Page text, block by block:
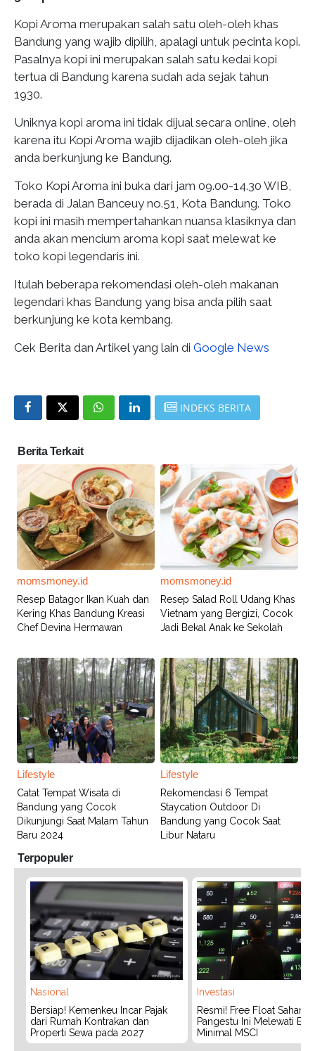
Kopi Aroma merupakan salah satu oleh-oleh khas
Bandung yang wajib dipilih, apalagi untuk pecinta kopi.
Pasalnya kopi ini merupakan salah satu kedai kopi
tertua di Bandung karena sudah ada sejak tahun
1930.
Uniknya kopi aroma ini tidak dijual secara online, oleh
karena itu Kopi Aroma wajib dijadikan oleh-oleh jika
anda berkunjung ke Bandung.
Toko Kopi Aroma ini buka dari jam 09.00-14.30 WIB,
berada di Jalan Banceuy no.51, Kota Bandung. Toko
kopi ini masih mempertahankan nuansa klasiknya dan
anda akan mencium aroma kopi saat melewat ke
toko kopi legendaris ini.
Itulah beberapa rekomendasi oleh-oleh makanan
legendari khas Bandung yang bisa anda pilih saat
berkunjung ke kota kembang.
Cek Berita dan Artikel yang lain di Google News
INDEKS BERITA
Berita Terkait
momsmoney.id
Resep Batagor Ikan Kuah dan
Kering Khas Bandung Kreasi
Chef Devina Hermawan
momsmoney.id
Resep Salad Roll Udang Khas
Vietnam yang Bergizi, Cocok
Jadi Bekal Anak ke Sekolah
Lifestyle
Catat Tempat Wisata di
Bandung yang Cocok
Dikunjungi Saat Malam Tahun
Baru 2024
Lifestyle
Rekomendasi 6 Tempat
Staycation Outdoor Di
Bandung yang Cocok Saat
Libur Nataru
Terpopuler
Nasional
Bersiap! Kemenkeu Incar Pajak
dari Rumah Kontrakan dan
Properti Sewa pada 2027
Investasi
Resmi! Free Float Saham
Pangestu Ini Melewati
Minimal MSCI
X